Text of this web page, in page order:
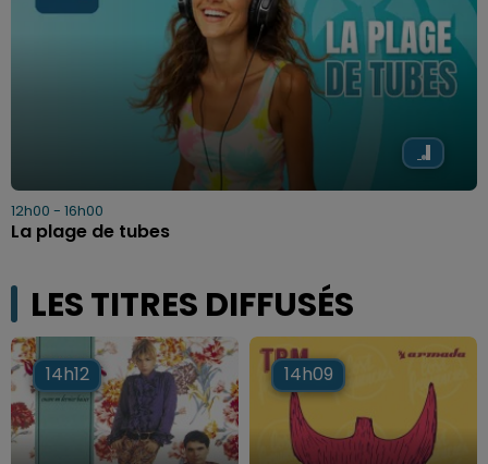
12h00 - 16h00
La plage de tubes
LES TITRES DIFFUSÉS
14h12
14h12 14h09
14h09